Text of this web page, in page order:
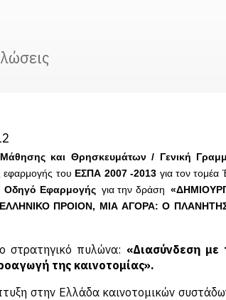
και Θρησκευμάτων / Γενική
εφαρμογής του ΕΣΠΑ 2007 -2013 για τον τομέα
Εφαρμογήςγια την δράση
ΠΡΟΙΟΝ, ΜΙΑ ΑΓΟΡΑ: Ο
στρατηγικό πυλώνα: «Διασύνδεση
της καινοτομίας».
στην Ελλάδα καινοτομικών